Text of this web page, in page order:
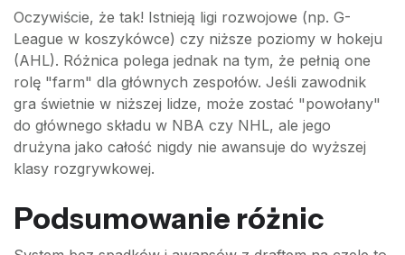
Oczywiście, że tak! Istnieją ligi rozwojowe (np. G-
League w koszykówce) czy niższe poziomy w hokeju
(AHL). Różnica polega jednak na tym, że pełnią one
rolę "farm" dla głównych zespołów. Jeśli zawodnik
gra świetnie w niższej lidze, może zostać "powołany"
do głównego składu w NBA czy NHL, ale jego
drużyna jako całość nigdy nie awansuje do wyższej
klasy rozgrywkowej.
Podsumowanie różnic